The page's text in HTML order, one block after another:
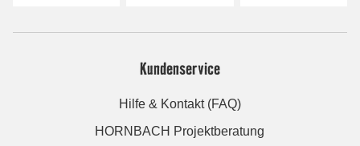
Kundenservice
Hilfe & Kontakt (FAQ)
HORNBACH Projektberatung